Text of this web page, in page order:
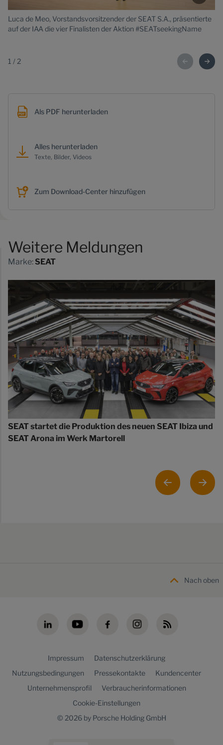
Luca de Meo, Vorstandsvorsitzender der SEAT S.A., präsentierte
auf der IAA die vier Finalisten der Aktion #SEATseekingName
1 / 2
Als PDF herunterladen
Alles herunterladen
Texte, Bilder, Videos
Zum Download-Center hinzufügen
Weitere Meldungen
Marke: SEAT
SEAT startet die Produktion des neuen SEAT Ibiza und
SEAT Arona im Werk Martorell
Nach oben
Impressum
Datenschutzerklärung
Nutzungsbedingungen
Pressekontakte
Kundencenter
Unternehmensprofil
Verbraucherinformationen
Cookie-Einstellungen
© 2026 by Porsche Holding GmbH